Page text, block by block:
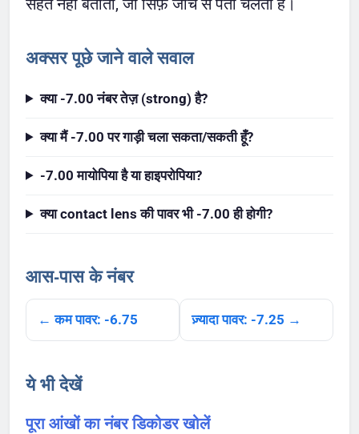
सेहत नहीं बताता, जो सिर्फ़ जाँच से पता चलती है।
अक्सर पूछे जाने वाले सवाल
क्या -7.00 नंबर तेज़ (strong) है?
क्या मैं -7.00 पर गाड़ी चला सकता/सकती हूँ?
-7.00 मायोपिया है या हाइपरोपिया?
क्या contact lens की पावर भी -7.00 ही होगी?
आस-पास के नंबर
← कम पावर: -6.75 ज़्यादा पावर: -7.25 →
ये भी देखें
पूरा आंखों का नंबर डिकोडर खोलें